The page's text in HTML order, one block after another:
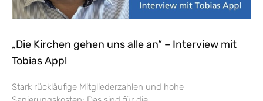
„Die Kirchen gehen uns alle an“ – Interview mit
Tobias Appl
Stark rückläufige Mitgliederzahlen und hohe